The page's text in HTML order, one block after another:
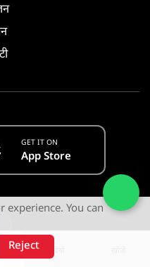
GET IT ON
App Store
experience. You can
Reject